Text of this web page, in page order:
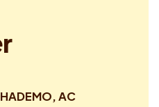
r
AC